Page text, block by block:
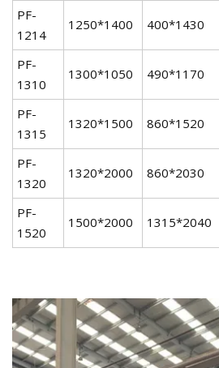
PF-
1214
1250*1400 400*1430
PF-
1310
1300*1050 490*1170
PF-
1315
1320*1500 860*1520
PF-
1320
1320*2000 860*2030
PF-
1520
1500*2000 1315*2040